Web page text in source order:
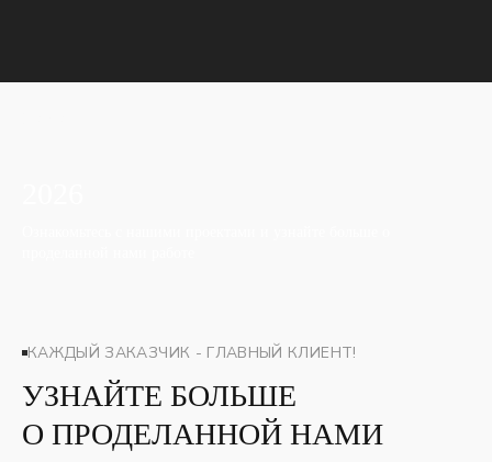
КАЖДЫЙ ЗАКАЗЧИК - ГЛАВНЫЙ КЛИЕНТ!
УЗНАЙТЕ БОЛЬШЕ
О ПРОДЕЛАННОЙ НАМИ